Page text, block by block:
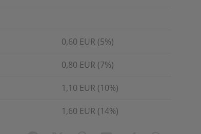
0,60 EUR (5%)
0,80 EUR (7%)
1,10 EUR (10%)
1,60 EUR (14%)